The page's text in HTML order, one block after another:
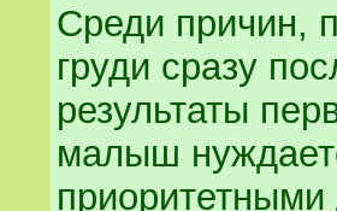
Среди причин,
груди сразу
результаты
малыш
приоритетными